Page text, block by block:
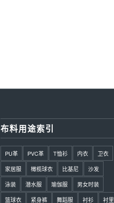
布料用途索引
PU革 PVC革 T恤衫 内衣
卫衣
家居服
橄榄球衣 比基尼
沙发
泳装
潜水服 瑜伽服
男女时装
篮球衣
紧身裤 舞蹈服 衬衫 衬里